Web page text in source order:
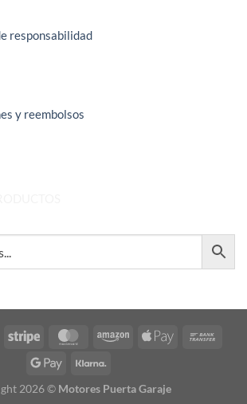
responsabilidad
y reembolsos
Stripe MasterCardAmazonApple
Google
Pay
2026 © Motores Puerta Garaje